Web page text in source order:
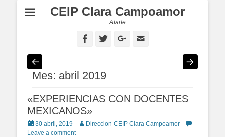
CEIP Clara Campoamor
Atarfe
FacebookTwitterGoogleplus
Mes: abril 2019
«EXPERIENCIAS CON DOCENTES
MEXICANOS»
Posted
on
30 abril, 2019 AuthorDireccion CEIP Clara Campoamor
Leave a comment